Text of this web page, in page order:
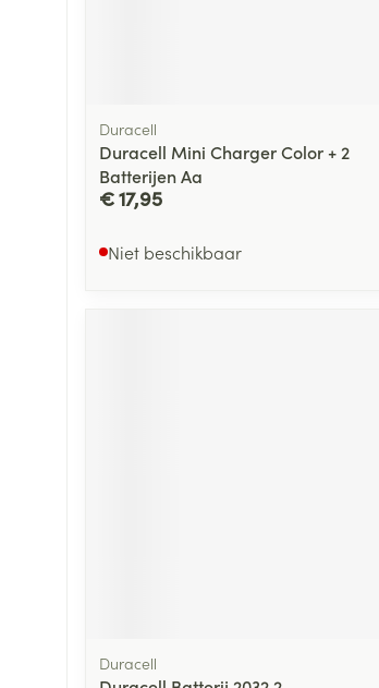
Duracell
Duracell Mini Charger Color + 2
Batterijen Aa
€ 17,95
Niet beschikbaar
Duracell